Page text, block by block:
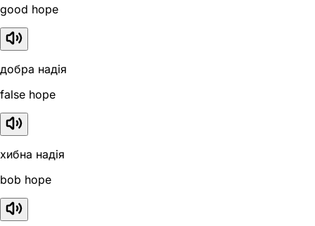
good hope
добра надія
false hope
хибна надія
bob hope